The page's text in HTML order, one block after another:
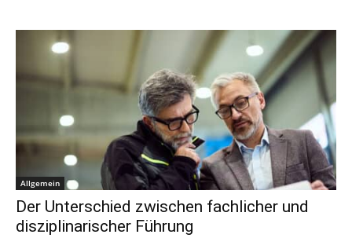
Allgemein
Der Unterschied zwischen fachlicher und
disziplinarischer Führung